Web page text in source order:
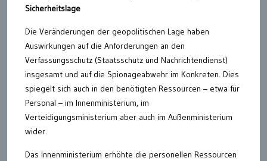
Sicherheitslage
Die Veränderungen der geopolitischen Lage haben
Auswirkungen auf die Anforderungen an den
Verfassungsschutz (Staatsschutz und Nachrichtendienst)
insgesamt und auf die Spionageabwehr im Konkreten. Dies
spiegelt sich auch in den benötigten Ressourcen – etwa für
Personal – im Innenministerium, im
Verteidigungsministerium aber auch im Außenministerium
wider.
Das Innenministerium erhöhte die personellen Ressourcen